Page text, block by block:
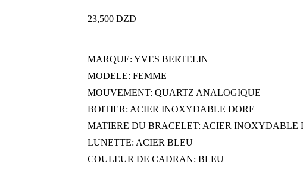
23,500 DZD
MARQUE: YVES BERTELIN
MODELE: FEMME
MOUVEMENT: QUARTZ ANALOGIQUE
BOITIER: ACIER INOXYDABLE DORE
MATIERE DU BRACELET: ACIER INOXYDABLE
LUNETTE: ACIER BLEU
COULEUR DE CADRAN: BLEU